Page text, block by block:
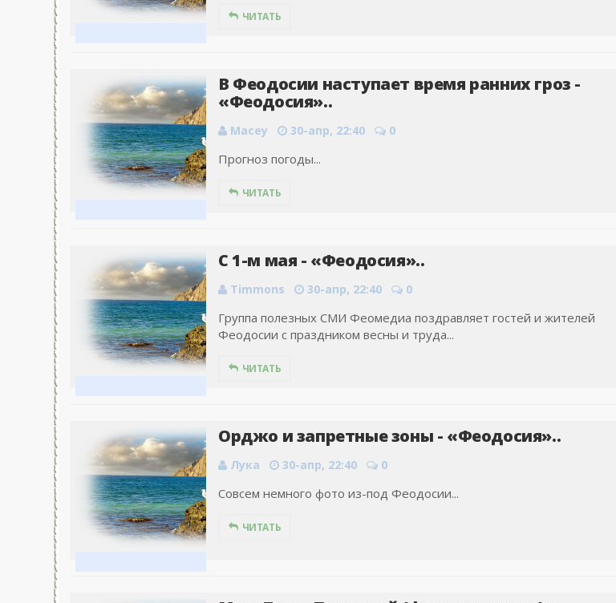
ЧИТАТЬ
В Феодосии наступает время ранних гроз -
«Феодосия»..
Macey 30-апр, 22:40 0
Прогноз погоды...
ЧИТАТЬ
C 1-м мая - «Феодосия»..
Timmons 30-апр, 22:40 0
Группа полезных СМИ Феомедиа поздравляет гостей и жителей
Феодосии с праздником весны и труда...
ЧИТАТЬ
Орджо и запретные зоны - «Феодосия»..
Лука 30-апр, 22:40 0
Совсем немного фото из-под Феодосии...
ЧИТАТЬ